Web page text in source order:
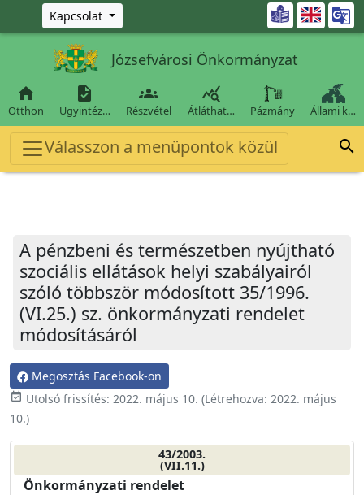
Ugrás a fő tartalomra
Kapcsolat 
Józsefvárosi Önkormányzat

Otthon

Ügyintéz…

Részvétel

Átláthat… Pázmány Állami k…
Válasszon a menüpontok közül 
A pénzbeni és természetben nyújtható
szociális ellátások helyi szabályairól
szóló többször módosított 35/1996.
(VI.25.) sz. önkormányzati rendelet
módosításáról
Megosztás Facebook-on
event_available Utolsó frissítés: 2022. május 10. (Létrehozva: 2022. május
10.)
43/2003.
(VII.11.)
Önkormányzati rendelet